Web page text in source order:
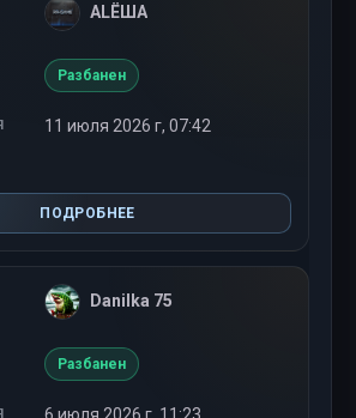
ALЁШA
Разбанен
11 июля 2026 г, 07:42
ПОДРОБНЕЕ
Danilka 75
Разбанен